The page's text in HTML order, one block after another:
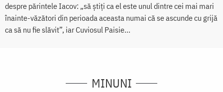
despre părintele Iacov: „să știți ca el este unul dintre cei mai mari
înainte-văzători din perioada aceasta numai că se ascunde cu grijă
ca să nu fie slăvit”, iar Cuviosul Paisie...
MINUNI